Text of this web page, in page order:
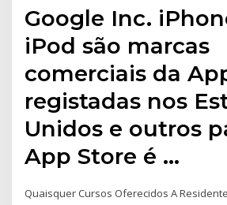
Google Inc.
iPod são marcas
comerciais da
registadas nos
Unidos e outros
App Store é …
Quaisquer Cursos Oferecidos A